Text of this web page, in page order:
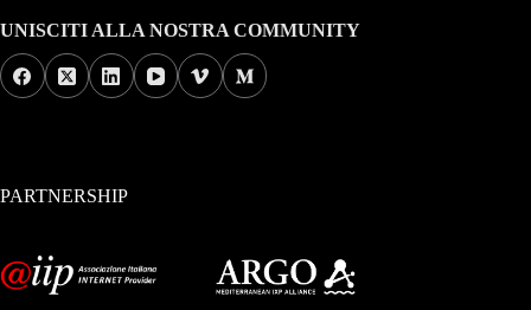
UNISCITI ALLA NOSTRA COMMUNITY
PARTNERSHIP